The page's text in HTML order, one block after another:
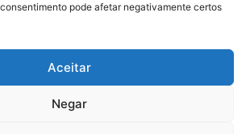
pode afetar negativamente certos
Aceitar
Negar